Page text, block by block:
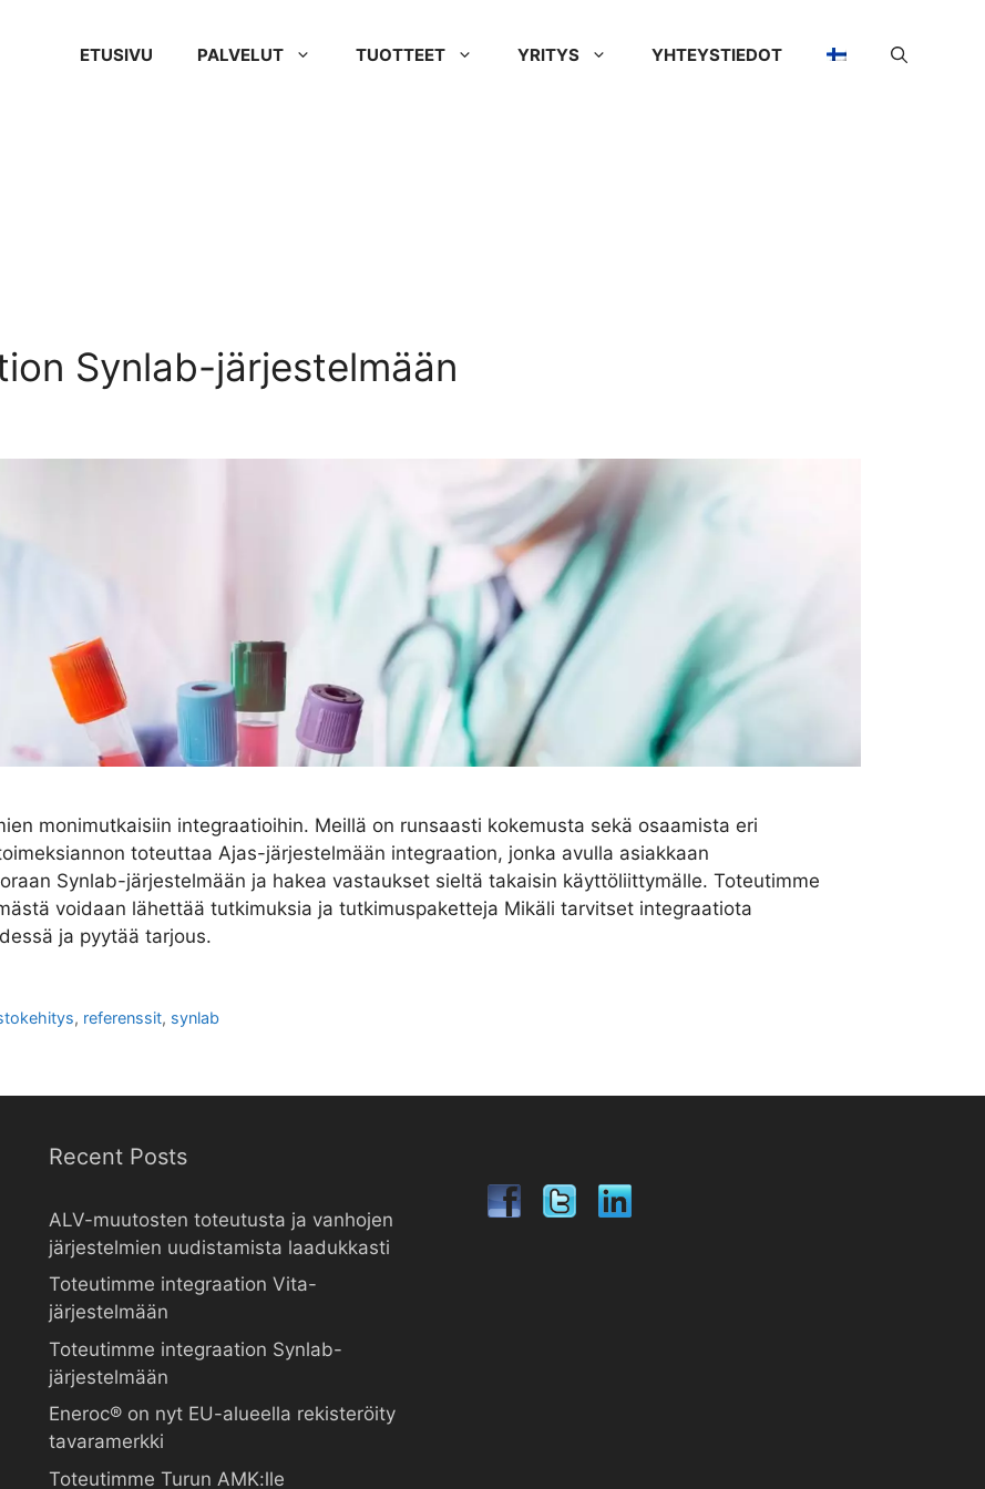
ETUSIVU PALVELUT TUOTTEET YRITYS YHTEYSTIEDOT
Synlab-järjestelmään
monimutkaisiin integraatioihin. Meillä on runsaasti kokemusta sekä osaamista eri
toteuttaa Ajas-järjestelmään integraation, jonka avulla asiakkaan
Synlab-järjestelmään ja hakea vastaukset sieltä takaisin käyttöliittymälle. Toteutimme
voidaan lähettää tutkimuksia ja tutkimuspaketteja Mikäli tarvitset integraatiota
ja pyytää tarjous.
, referenssit, synlab
Recent Posts
ALV-muutosten toteutusta ja vanhojen
järjestelmien uudistamista laadukkasti
Toteutimme integraation Vita-
järjestelmään
Toteutimme integraation Synlab-
järjestelmään
Eneroc® on nyt EU-alueella rekisteröity
tavaramerkki
Toteutimme Turun AMK:lle